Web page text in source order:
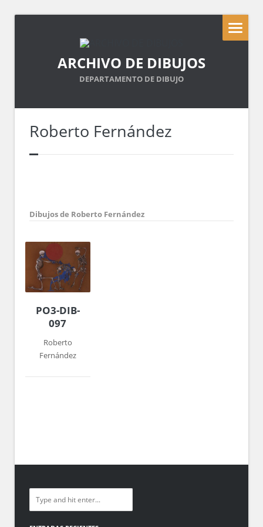
ARCHIVO DE DIBUJOS
DEPARTAMENTO DE DIBUJO
Roberto Fernández
Dibujos de Roberto Fernández
PO3-DIB-
097
Roberto
Fernández